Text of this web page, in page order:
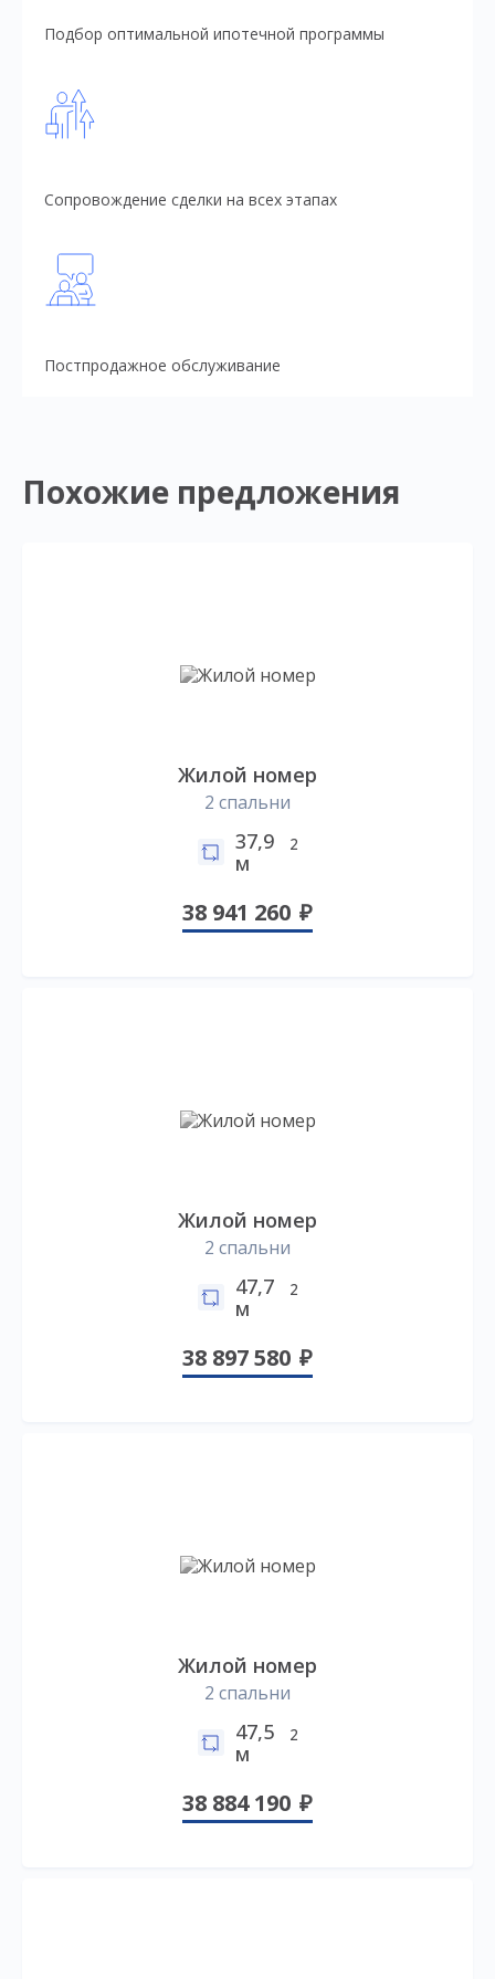
Подбор оптимальной ипотечной программы
Сопровождение сделки на всех этапах
Постпродажное обслуживание
Похожие предложения
Жилой номер
2 спальни
37,9
м
2
38 941 260
Жилой номер
2 спальни
47,7
м
2
38 897 580
Жилой номер
2 спальни
47,5
м
2
38 884 190